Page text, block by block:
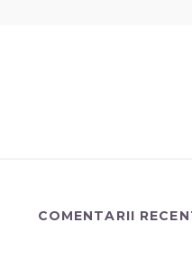
COMENTARII